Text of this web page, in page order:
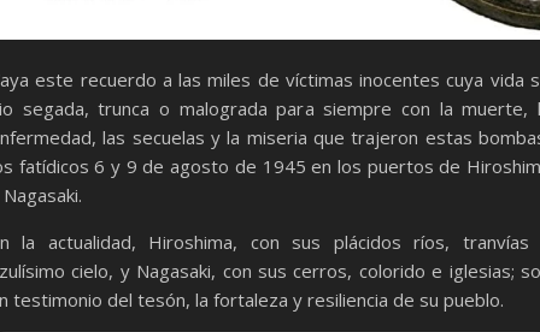
este recuerdo a las miles de víctimas inocentes cuya vida
segada, trunca o malograda para siempre con la muerte,
las secuelas y la miseria que trajeron estas
fatídicos 6 y 9 de agosto de 1945 en los puertos de
la actualidad, Hiroshima, con sus plácidos ríos, tranvías
cielo, y Nagasaki, con sus cerros, colorido e iglesias;
testimonio del tesón, la fortaleza y resiliencia de su pueblo.